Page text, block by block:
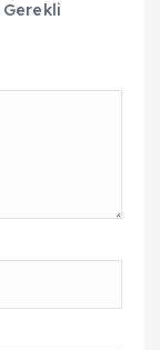
Gerekli